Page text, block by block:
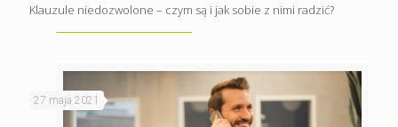
Klauzule niedozwolone – czym są i jak sobie z nimi radzić?
27 maja 2021